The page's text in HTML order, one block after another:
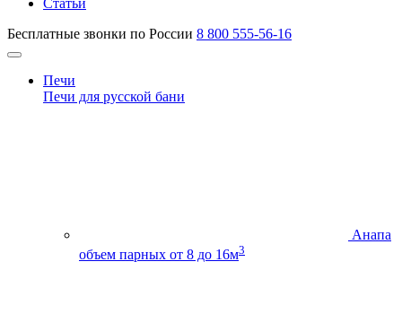
Бесплатные звонки по России 8 800 555-56-16
Печи
Печи для русской бани
Анапа
объем парных от 8 до 16м3